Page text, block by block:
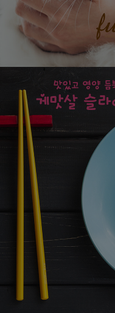
페이코 ID로